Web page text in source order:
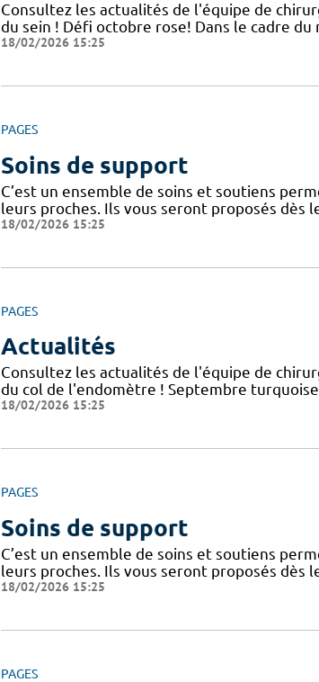
Consultez les actualités de l'équipe de
du sein ! Défi octobre rose! Dans le cadre
18/02/2026 15:25
PAGES
Soins de support
C’est un ensemble de soins et soutiens
leurs proches. Ils vous seront proposés dès
18/02/2026 15:25
PAGES
Actualités
Consultez les actualités de l'équipe de
du col de l'endomètre ! Septembre
18/02/2026 15:25
PAGES
Soins de support
C’est un ensemble de soins et soutiens
leurs proches. Ils vous seront proposés dès
18/02/2026 15:25
PAGES